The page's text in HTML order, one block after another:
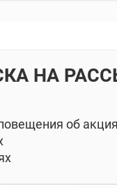
НА
об